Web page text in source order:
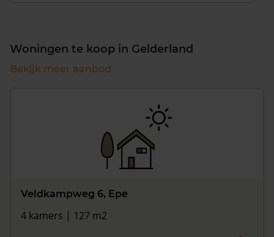
Woningen te koop in Gelderland
Bekijk meer aanbod
Veldkampweg 6, Epe
4 kamers | 127 m2